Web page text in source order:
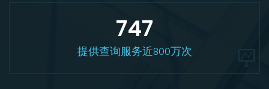
800
提供查询服务近800万次